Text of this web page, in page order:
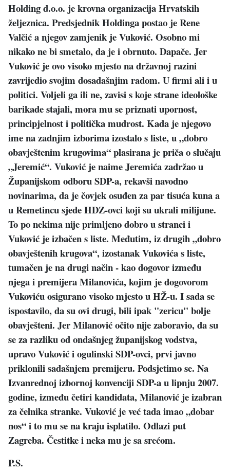
Holding d.o.o. je krovna organizacija Hrvatskih
željeznica. Predsjednik Holdinga postao je Rene
Valčić a njegov zamjenik je Vuković. Osobno mi
nikako ne bi smetalo, da je i obrnuto. Dapače. Jer
Vuković je ovo visoko mjesto na državnoj razini
zavrijedio svojim dosadašnjim radom. U firmi ali i u
politici. Voljeli ga ili ne, zavisi s koje strane ideološke
barikade stajali, mora mu se priznati upornost,
principjelnost i politička mudrost. Kada je njegovo
ime na zadnjim izborima izostalo s liste, u „dobro
obavještenim krugovima“ plasirana je priča o slučaju
„Jeremić“. Vuković je naime Jeremića zadržao u
Županijskom odboru SDP-a, rekavši navodno
novinarima, da je čovjek osuđen za par tisuća kuna a
u Remetincu sjede HDZ-ovci koji su ukrali milijune.
To po nekima nije primljeno dobro u stranci i
Vuković je izbačen s liste. Međutim, iz drugih „dobro
obavještenih krugova“, izostanak Vukovića s liste,
tumačen je na drugi način - kao dogovor između
njega i premijera Milanovića, kojim je dogovorom
Vukoviću osigurano visoko mjesto u HŽ-u. I sada se
ispostavilo, da su ovi drugi, bili ipak "zericu" bolje
obavješteni. Jer Milanović očito nije zaboravio, da su
se za razliku od ondašnjeg županijskog vodstva,
upravo Vuković i ogulinski SDP-ovci, prvi javno
priklonili sadašnjem premijeru. Podsjetimo se. Na
Izvanrednoj izbornoj konvenciji SDP-a u lipnju 2007.
godine, između četiri kandidata, Milanović je izabran
za čelnika stranke. Vuković je već tada imao „dobar
nos“ i to mu se na kraju isplatilo. Odlazi put
Zagreba. Čestitke i neka mu je sa srećom.
P.S.